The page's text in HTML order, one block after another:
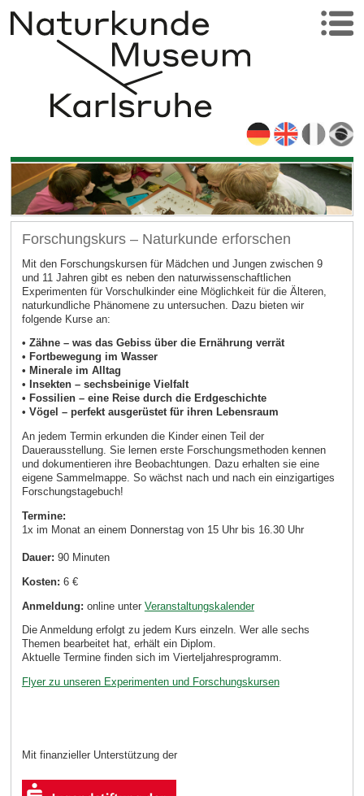
Forschungskurs – Naturkunde erforschen
Mit den Forschungskursen für Mädchen und Jungen zwischen 9
und 11 Jahren gibt es neben den naturwissenschaftlichen
Experimenten für Vorschulkinder eine Möglichkeit für die Älteren,
naturkundliche Phänomene zu untersuchen. Dazu bieten wir
folgende Kurse an:
• Zähne – was das Gebiss über die Ernährung verrät
• Fortbewegung im Wasser
• Minerale im Alltag
• Insekten – sechsbeinige Vielfalt
• Fossilien – eine Reise durch die Erdgeschichte
• Vögel – perfekt ausgerüstet für ihren Lebensraum
An jedem Termin erkunden die Kinder einen Teil der
Dauerausstellung. Sie lernen erste Forschungsmethoden kennen
und dokumentieren ihre Beobachtungen. Dazu erhalten sie eine
eigene Sammelmappe. So wächst nach und nach ein einzigartiges
Forschungstagebuch!
Termine:
1x im Monat an einem Donnerstag von 15 Uhr bis 16.30 Uhr
Dauer: 90 Minuten
Kosten: 6 €
Anmeldung: online unter Veranstaltungskalender
Die Anmeldung erfolgt zu jedem Kurs einzeln. Wer alle sechs
Themen bearbeitet hat, erhält ein Diplom.
Aktuelle Termine finden sich im Vierteljahresprogramm.
Flyer zu unseren Experimenten und Forschungskursen
Mit finanzieller Unterstützung der